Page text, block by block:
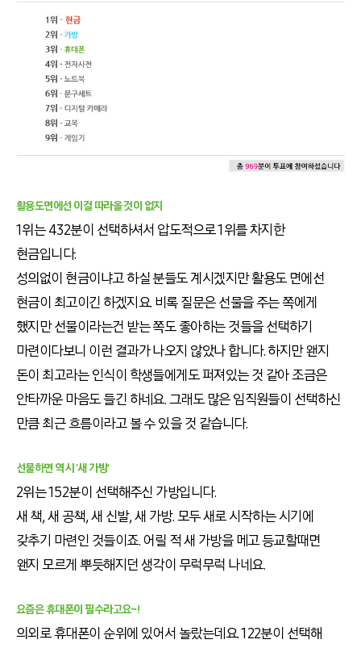
활용도면에선 이걸 따라올 것이 없지
1위는 432분이 선택하셔서 압도적으로 1위를 차지한
현금입니다.
성의없이 현금이냐고 하실 분들도 계시겠지만 활용도 면에선
현금이 최고이긴 하겠지요. 비록 질문은 선물을 주는 쪽에게
했지만 선물이라는건 받는 쪽도 좋아하는 것들을 선택하기
마련이다보니 이런 결과가 나오지 않았나 합니다. 하지만 왠지
돈이 최고라는 인식이 학생들에게도 퍼져있는 것 같아 조금은
안타까운 마음도 들긴 하네요. 그래도 많은 임직원들이 선택하신
만큼 최근 흐름이라고 볼 수 있을 것 같습니다.
선물하면 역시 '새 가방'
2위는 152분이 선택해주신 가방입니다.
새 책, 새 공책, 새 신발, 새 가방. 모두 새로 시작하는 시기에
갖추기 마련인 것들이죠. 어릴 적 새 가방을 메고 등교할때면
왠지 모르게 뿌듯해지던 생각이 무럭무럭 나네요.
요즘은 휴대폰이 필수라고요~!
의외로 휴대폰이 순위에 있어서 놀랐는데요. 122분이 선택해